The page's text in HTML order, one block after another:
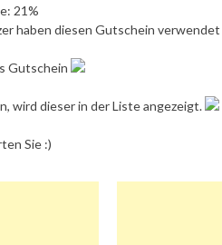
21%
haben diesen Gutschein verwendet
Gutschein
wird dieser in der Liste angezeigt.
Sie :)